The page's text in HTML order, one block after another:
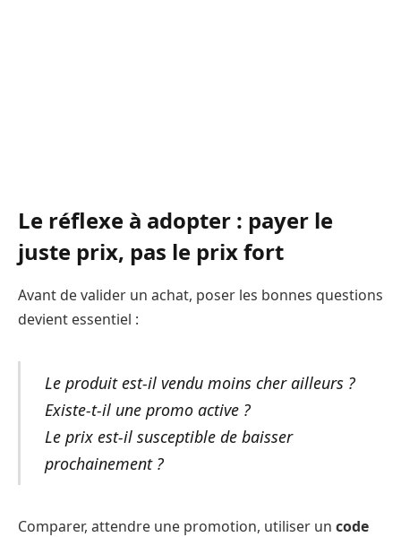
Le réflexe à adopter : payer le
juste prix, pas le prix fort
Avant de valider un achat, poser les bonnes questions
devient essentiel :
Le produit est-il vendu moins cher ailleurs ?
Existe-t-il une promo active ?
Le prix est-il susceptible de baisser
prochainement ?
Comparer, attendre une promotion, utiliser un code